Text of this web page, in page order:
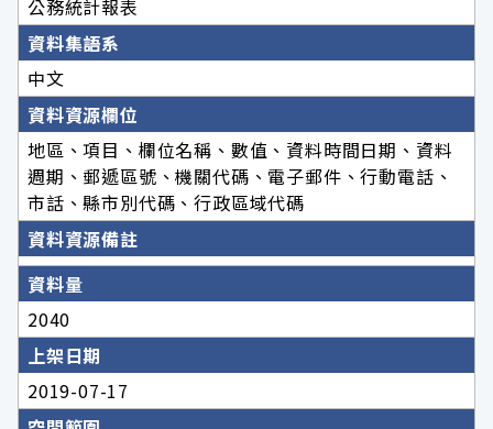
公務統計報表
資料集語系
中文
資料資源欄位
地區、項目、欄位名稱、數值、資料時間日期、資料
週期、郵遞區號、機關代碼、電子郵件、行動電話、
市話、縣市別代碼、行政區域代碼
資料資源備註
資料量
2040
上架日期
2019-07-17